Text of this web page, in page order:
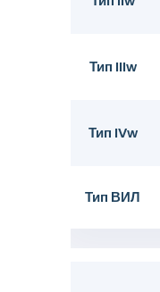
Тип IIIw
Тип IVw
Тип ВИЛ